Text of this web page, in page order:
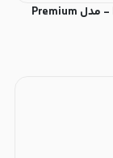
گلس آیپد پرو ۱۱ اینچ m4 ( 2024 ) رکسین | Rexcin - مدل Premium